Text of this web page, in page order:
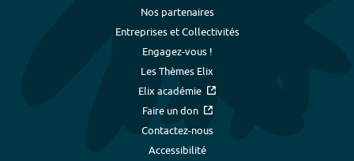
Nos partenaires
Entreprises et Collectivités
Engagez-vous !
Les Thèmes Elix
Elix académie
Faire un don
Contactez-nous
Accessibilité